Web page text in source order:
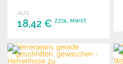
kontrastierende Nähte.
AUS
18,42 € ZZGL. MWST.
BESTELLEN
Angebot anfordern